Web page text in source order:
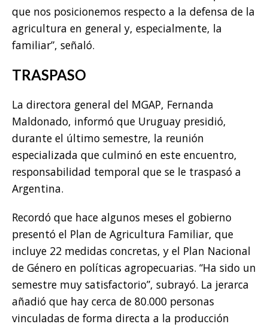
que nos posicionemos respecto a la defensa de la
agricultura en general y, especialmente, la
familiar”, señaló.
TRASPASO
La directora general del MGAP, Fernanda
Maldonado, informó que Uruguay presidió,
durante el último semestre, la reunión
especializada que culminó en este encuentro,
responsabilidad temporal que se le traspasó a
Argentina.
Recordó que hace algunos meses el gobierno
presentó el Plan de Agricultura Familiar, que
incluye 22 medidas concretas, y el Plan Nacional
de Género en políticas agropecuarias. “Ha sido un
semestre muy satisfactorio”, subrayó. La jerarca
añadió que hay cerca de 80.000 personas
vinculadas de forma directa a la producción